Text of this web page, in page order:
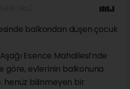
balkondan düşen çocuk
Esence Mahallesi’nde
göre, evlerinin balkonuna
henüz bilinmeyen bir